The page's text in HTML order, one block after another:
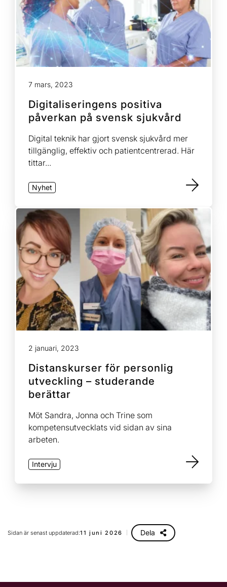
7 mars, 2023
Digitaliseringens positiva
påverkan på svensk sjukvård
Digital teknik har gjort svensk sjukvård mer
tillgänglig, effektiv och patientcentrerad. Här
tittar...
Nyhet
2 januari, 2023
Distanskurser för personlig
utveckling – studerande
berättar
Möt Sandra, Jonna och Trine som
kompetensutvecklats vid sidan av sina
arbeten.
Intervju
Sidan är senast uppdaterad:11 juni 2026 Dela